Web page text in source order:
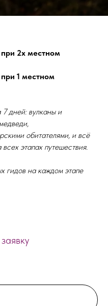
2х местном
1 местном
дней: вулканы и
обитателями, и всё
этапах путешествия.
гидов на каждом этапе